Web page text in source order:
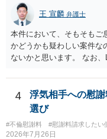
通しを過度に楽観的に言
か、連絡方法（メール、
ど）や対応スピードが合う
しましても、弁護士への相
手方の関係、相手方の氏名
有無など事実関係をよく
す。
王 宣麟 弁護士
本件において、そもそもご
かどうかも疑わしい案件な
ないかと思います。 なお
るパターンはありえるもの
明確にいえないような案
はないかと推察します。
4
浮気相手への慰
選び
#不倫慰謝料 #慰謝料請求したい
2026年7月26日